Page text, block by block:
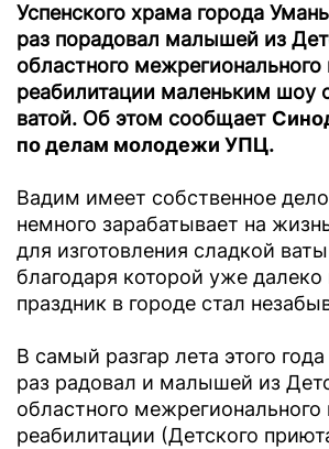
Успенского храма города
раз порадовал малышей из
областного межрегионального
реабилитации маленьким шоу
ватой. Об этом сообщает
по делам молодежи УПЦ.
Вадим имеет собственное
немного зарабатывает на
для изготовления сладкой
благодаря которой уже далеко
праздник в городе стал
В самый разгар лета этого
раз радовал и малышей из
областного межрегионального
реабилитации (Детского